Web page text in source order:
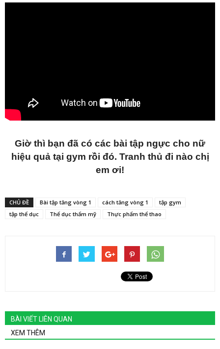
Giờ thì bạn đã có các bài tập ngực cho nữ
hiệu quả tại gym rồi đó. Tranh thủ đi nào chị
em ơi!
CHỦ ĐỀ Bài tập tăng vòng 1 cách tăng vòng 1
tập gym
tập thể dục
Thể dục thẩm mỹ Thực phẩm thể thao
BÀI VIẾT LIÊN QUAN
XEM THÊM